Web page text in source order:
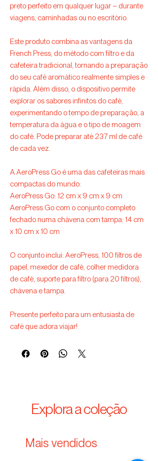
preto perfeito em qualquer lugar – durante
viagens, caminhadas ou no escritório.
Este produto combina as vantagens da
French Press, do método com filtro e da
cafeteira tradicional, tornando a preparação
do seu café aromático realmente simples e
rápida. Além disso, o dispositivo permite
explorar os sabores infinitos do café,
experimentando o tempo de preparação, a
temperatura da água e o tipo de moagem
do café. Pode preparar até 237 ml de café
de cada vez.
A AeroPress Go é uma das cafeteiras mais
compactas do mundo:
AeroPress Go: 12 cm x 9 cm x 9 cm
AeroPress Go com o conjunto completo
fechado numa chávena com tampa: 14 cm
x 10 cm x 10 cm
O conjunto inclui: AeroPress, 100 filtros de
papel, mexedor de café, colher medidora
de café, suporte para filtro (para 20 filtros),
chávena e tampa.
Presente perfeito para um entusiasta de
café que adora viajar!
Explora a coleção
Mais vendidos